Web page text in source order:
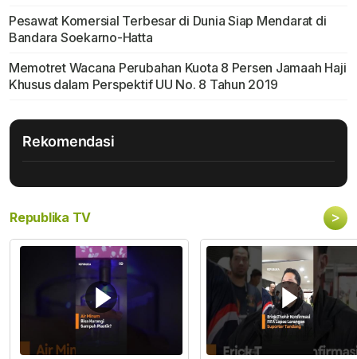
Pesawat Komersial Terbesar di Dunia Siap Mendarat di
Bandara Soekarno-Hatta
Memotret Wacana Perubahan Kuota 8 Persen Jamaah Haji
Khusus dalam Perspektif UU No. 8 Tahun 2019
Rekomendasi
Republika TV >